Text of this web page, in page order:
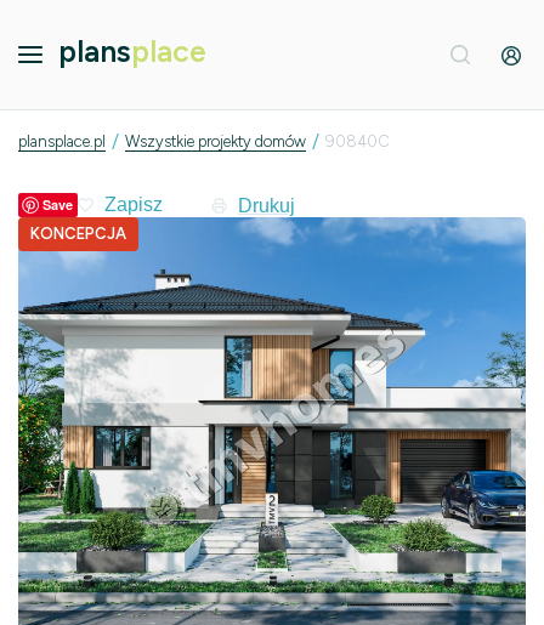
plansplace
plansplace.pl / Wszystkie projekty domów / 90840C
Save Drukuj
KONCEPCJA